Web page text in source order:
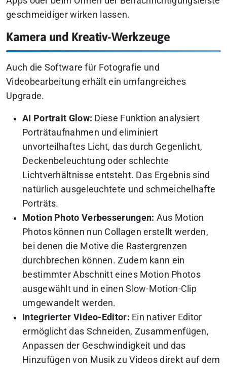
geschmeidiger wirken lassen.
Kamera und Kreativ-Werkzeuge
Auch die Software für Fotografie und
Videobearbeitung erhält ein umfangreiches
Upgrade.
AI Portrait Glow: Diese Funktion analysiert
Porträtaufnahmen und eliminiert
unvorteilhaftes Licht, das durch Gegenlicht,
Deckenbeleuchtung oder schlechte
Lichtverhältnisse entsteht. Das Ergebnis sind
natürlich ausgeleuchtete und schmeichelhafte
Porträts.
Motion Photo Verbesserungen: Aus Motion
Photos können nun Collagen erstellt werden,
bei denen die Motive die Rastergrenzen
durchbrechen können. Zudem kann ein
bestimmter Abschnitt eines Motion Photos
ausgewählt und in einen Slow-Motion-Clip
umgewandelt werden.
Integrierter Video-Editor: Ein nativer Editor
ermöglicht das Schneiden, Zusammenfügen,
Anpassen der Geschwindigkeit und das
Hinzufügen von Musik zu Videos direkt auf dem